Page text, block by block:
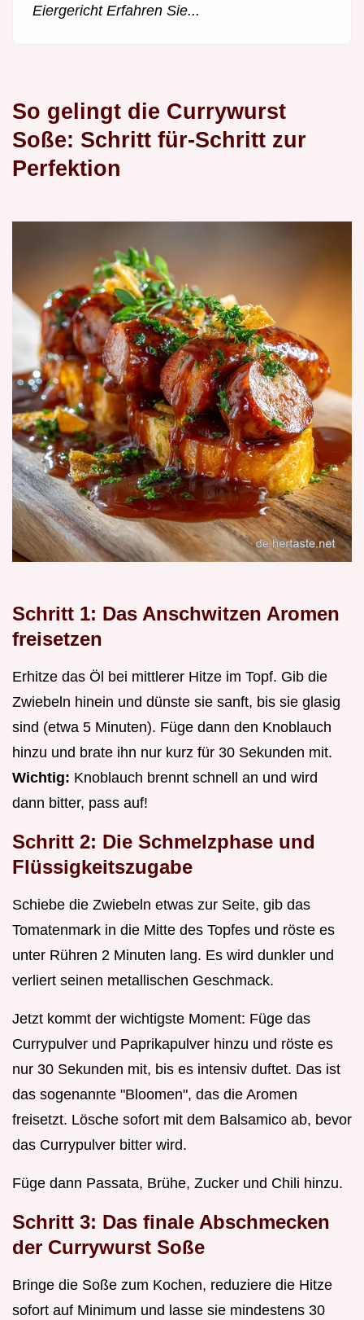
Eiergericht Erfahren Sie...
So gelingt die Currywurst
Soße: Schritt für-Schritt zur
Perfektion
Schritt 1: Das Anschwitzen Aromen
freisetzen
Erhitze das Öl bei mittlerer Hitze im Topf. Gib die
Zwiebeln hinein und dünste sie sanft, bis sie glasig
sind (etwa 5 Minuten). Füge dann den Knoblauch
hinzu und brate ihn nur kurz für 30 Sekunden mit.
Wichtig: Knoblauch brennt schnell an und wird
dann bitter, pass auf!
Schritt 2: Die Schmelzphase und
Flüssigkeitszugabe
Schiebe die Zwiebeln etwas zur Seite, gib das
Tomatenmark in die Mitte des Topfes und röste es
unter Rühren 2 Minuten lang. Es wird dunkler und
verliert seinen metallischen Geschmack.
Jetzt kommt der wichtigste Moment: Füge das
Currypulver und Paprikapulver hinzu und röste es
nur 30 Sekunden mit, bis es intensiv duftet. Das ist
das sogenannte "Bloomen", das die Aromen
freisetzt. Lösche sofort mit dem Balsamico ab, bevor
das Currypulver bitter wird.
Füge dann Passata, Brühe, Zucker und Chili hinzu.
Schritt 3: Das finale Abschmecken
der Currywurst Soße
Bringe die Soße zum Kochen, reduziere die Hitze
sofort auf Minimum und lasse sie mindestens 30